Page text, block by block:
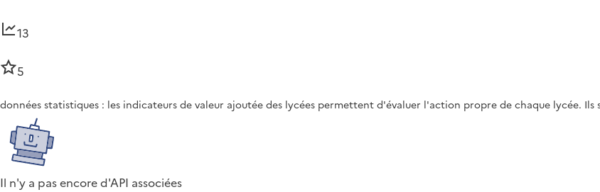
13
5
données statistiques : les indicateurs de valeur ajoutée des lycées permettent d'évaluer l'action propre de chaque lycée.
Il n'y a pas encore d'API associées